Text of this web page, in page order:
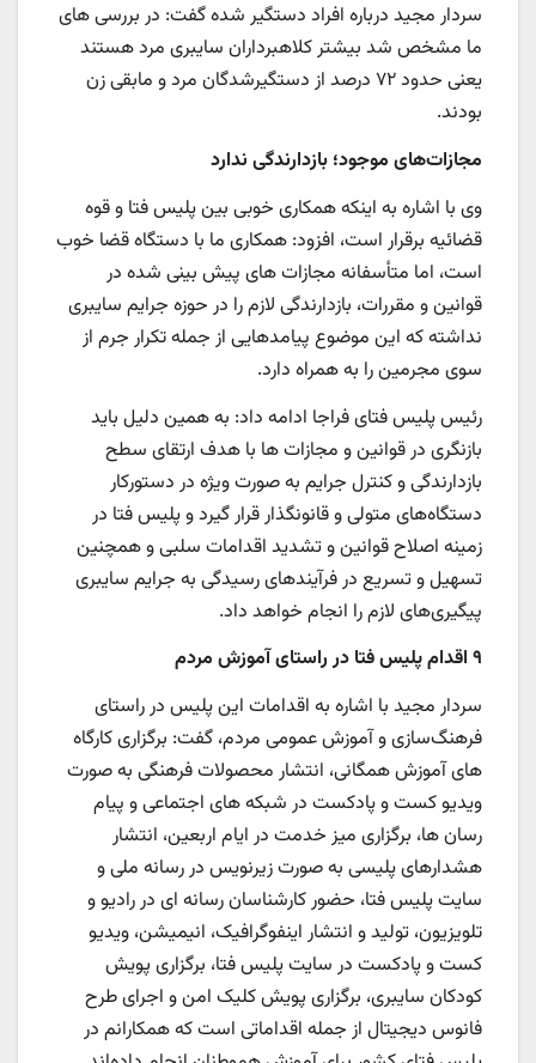
سردار مجید درباره افراد دستگیر شده گفت: در بررسی های
ما مشخص شد بیشتر کلاهبرداران سایبری مرد هستند
یعنی حدود ۷۲ درصد از دستگیرشدگان مرد و مابقی زن
بودند.
مجازات‌های موجود؛ بازدارندگی ندارد
وی با اشاره به اینکه همکاری خوبی بین پلیس فتا و قوه
قضائیه برقرار است، افزود: همکاری ما با دستگاه قضا خوب
است، اما متأسفانه مجازات های پیش بینی شده در
قوانین و مقررات، بازدارندگی لازم را در حوزه جرایم سایبری
نداشته که این موضوع پیامدهایی از جمله تکرار جرم از
سوی مجرمین را به همراه دارد.
رئیس پلیس فتای فراجا ادامه داد: به همین دلیل باید
بازنگری در قوانین و مجازات ها با هدف ارتقای سطح
بازدارندگی و کنترل جرایم به صورت ویژه در دستورکار
دستگاه‌های متولی و قانونگذار قرار گیرد و پلیس فتا در
زمینه اصلاح قوانین و تشدید اقدامات سلبی و همچنین
تسهیل و تسریع در فرآیندهای رسیدگی به جرایم سایبری
پیگیری‌های لازم را انجام خواهد داد.
۹ اقدام پلیس فتا در راستای آموزش مردم
سردار مجید با اشاره به اقدامات این پلیس در راستای
فرهنگ‌سازی و آموزش عمومی مردم، گفت: برگزاری کارگاه
های آموزش همگانی، انتشار محصولات فرهنگی به صورت
ویدیو کست و پادکست در شبکه های اجتماعی و پیام
رسان ها، برگزاری میز خدمت در ایام اربعین، انتشار
هشدارهای پلیسی به صورت زیرنویس در رسانه ملی و
سایت پلیس فتا، حضور کارشناسان رسانه ای در رادیو و
تلویزیون، تولید و انتشار اینفوگرافیک، انیمیشن، ویدیو
کست و پادکست در سایت پلیس فتا، برگزاری پویش
کودکان سایبری، برگزاری پویش کلیک امن و اجرای طرح
فانوس دیجیتال از جمله اقداماتی است که همکارانم در